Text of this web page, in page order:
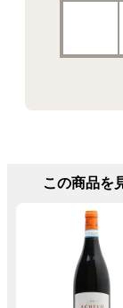
この商品を